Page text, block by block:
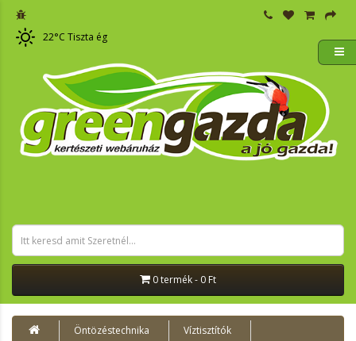
22°C Tiszta ég
0 termék - 0 Ft
Öntözéstechnika Víztisztítók